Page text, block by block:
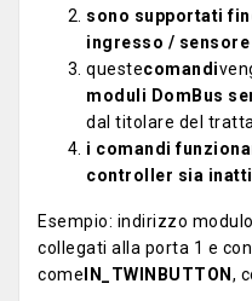
sono supportati
ingresso / sensore
questecomandi
moduli DomBus
dal titolare del
i comandi
controller sia
Esempio: indirizzo
collegati alla porta 1 e
comeIN_TWINBUTTON,